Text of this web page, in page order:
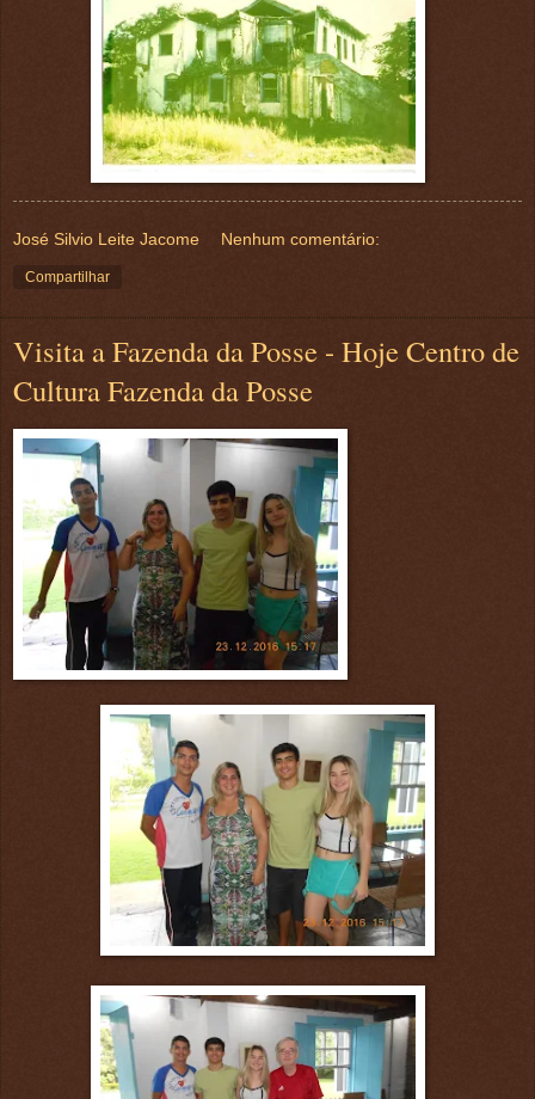
José Silvio Leite Jacome Nenhum comentário:
Compartilhar
Visita a Fazenda da Posse - Hoje Centro de
Cultura Fazenda da Posse